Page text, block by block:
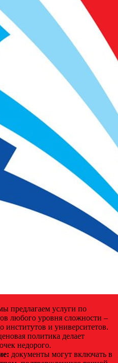
предлагаем услуги по
любого уровня сложности –
институтов и университетов.
политика делает
недорого.
документы могут включать в